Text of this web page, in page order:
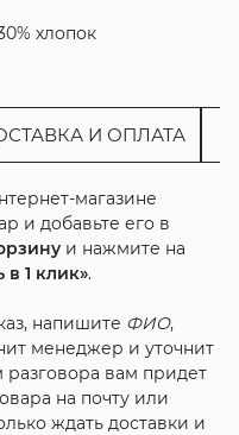
хлопок
И ОПЛАТА
магазине
и добавьте его в
и нажмите на
в 1 клик».
напишите ФИО,
менеджер и уточнит
разговора вам придет
на почту или
ждать доставки и